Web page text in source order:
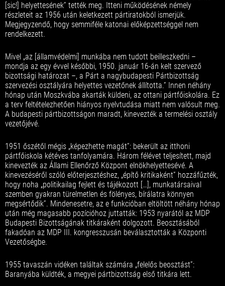
[sic!] helyettesének” tették meg. Itteni működésének némely
részleteit az 1956 után keletkezett pártiratokból ismerjük.
Megjegyzendő, hogy semmiféle katonai előképzettséggel nem
rendelkezett.
Mivel „az [államvédelmi] munkába nem tudott beilleszkedni –
mondja az egy évvel későbbi, 1950. január 16-án kelt szervező
bizottsági határozat –, a Párt a nagybudapesti Pártbizottság
szervezési osztályára helyettes vezetőnek állította.” Innen néhány
hónap után Moszkvába akarták küldeni, az ottani pártfőiskolára. Ez
a terv feltételezhetően hiányos nyelvtudása miatt nem valósult meg.
A budapesti pártbizottságon maradt, kinevezték a termelési osztály
vezetőjévé.
1951 őszétől mégis „képezhette magát”: bekerült az itthoni
pártfőiskola kétéves tanfolyamára. Három félévet teljesített, majd
kinevezték az Állami Ellenőrző Központ elnökhelyettesévé. A
kinevezéséről szóló előterjesztéshez, „építő kritikaként” hozzáfűzték,
hogy noha „politikailag fejlett és tájékozott […], munkatársaival
szemben gyakran türelmetlen és fölényes, bírálatra könnyen
megsértődik”. Mindenesetre, az e funkcióban eltöltött néhány hónap
után még magasabb pozícióhoz juttatták: 1953 nyarától az MDP
Budapesti Bizottságának titkáraként dolgozott. Beosztásából
fakadóan az MDP III. kongresszusán beválasztották a Központi
Vezetőségbe.
1955 tavaszán vidéken találtak számára „felelős beosztást”:
Baranyába küldték, a megyei pártbizottság első titkára lett.